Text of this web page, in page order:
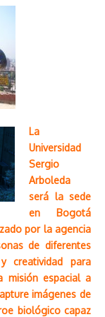
La
Universidad
Sergio
Arboleda
será la sede
en Bogotá
por la agencia
de diferentes
creatividad para
misión espacial a
imágenes de
biológico capaz